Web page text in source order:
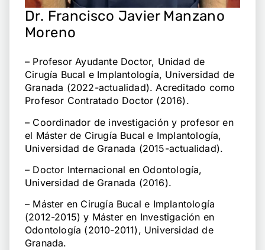
Dr. Francisco Javier Manzano
Moreno
– Profesor Ayudante Doctor, Unidad de
Cirugía Bucal e Implantología, Universidad de
Granada (2022-actualidad). Acreditado como
Profesor Contratado Doctor (2016).
– Coordinador de investigación y profesor en
el Máster de Cirugía Bucal e Implantología,
Universidad de Granada (2015-actualidad).
– Doctor Internacional en Odontología,
Universidad de Granada (2016).
– Máster en Cirugía Bucal e Implantología
(2012-2015) y Máster en Investigación en
Odontología (2010-2011), Universidad de
Granada.